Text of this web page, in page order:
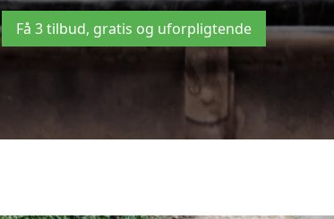
Få 3 tilbud, gratis og uforpligtende